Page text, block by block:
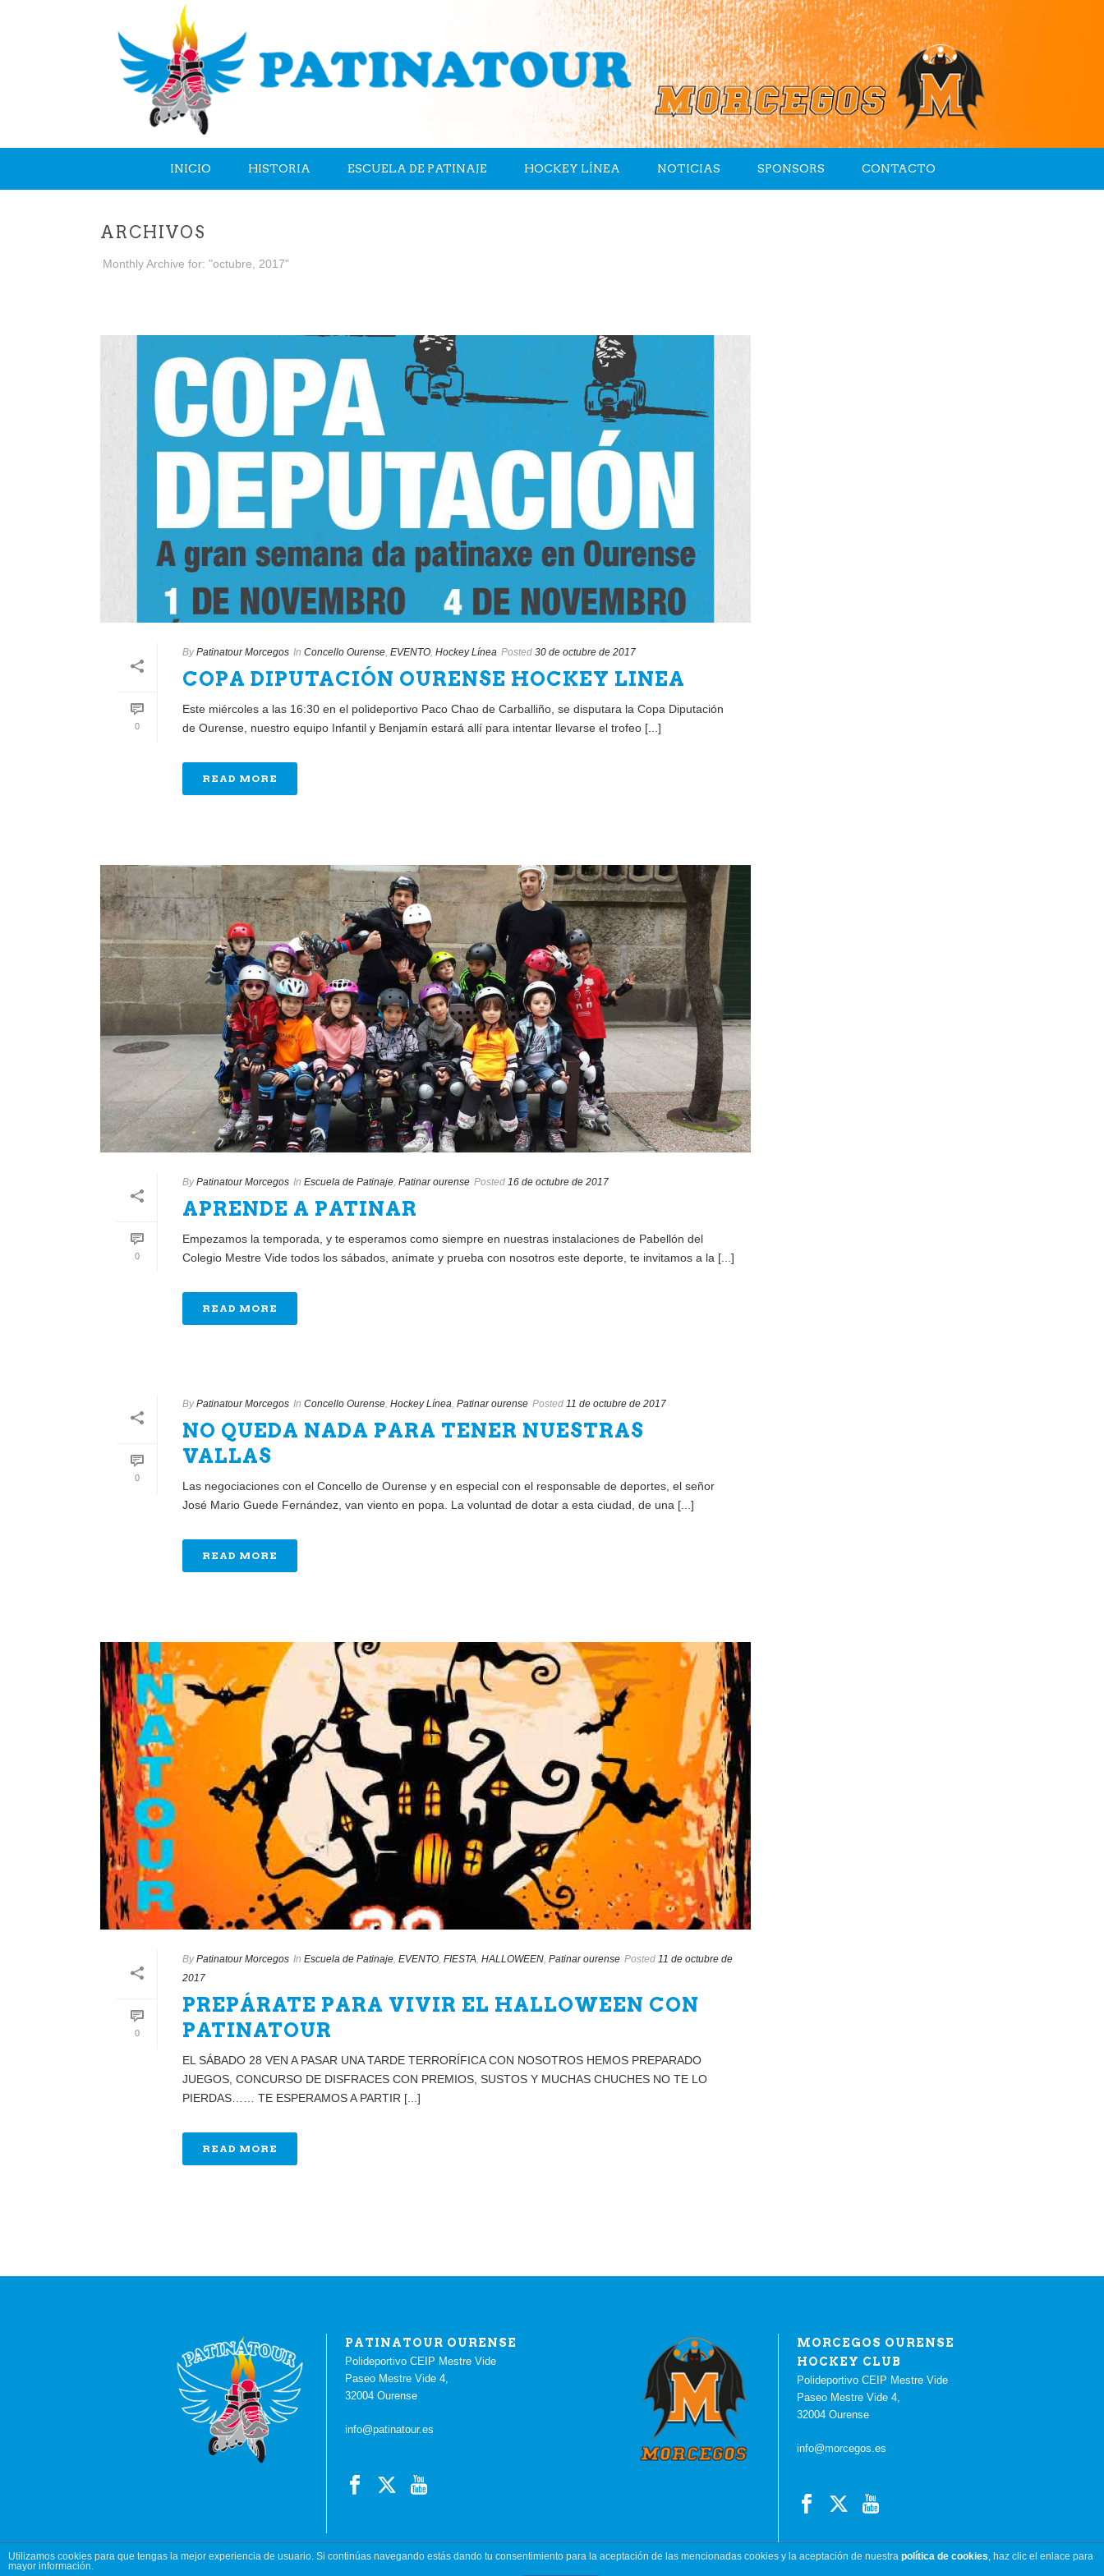
INICIO HISTORIA ESCUELA DE PATINAJE HOCKEY LÍNEA NOTICIAS SPONSORS CONTACTO
ARCHIVOS
Monthly Archive for: "octubre, 2017"
0
By Patinatour Morcegos In Concello Ourense, EVENTO, Hockey Línea Posted 30 de octubre de 2017
COPA DIPUTACIÓN OURENSE HOCKEY LINEA
Este miércoles a las 16:30 en el polideportivo Paco Chao de Carballiño, se disputara la Copa Diputación
de Ourense, nuestro equipo Infantil y Benjamín estará allí para intentar llevarse el trofeo [...]
READ MORE
0
By Patinatour Morcegos In Escuela de Patinaje, Patinar ourense Posted 16 de octubre de 2017
APRENDE A PATINAR
Empezamos la temporada, y te esperamos como siempre en nuestras instalaciones de Pabellón del
Colegio Mestre Vide todos los sábados, anímate y prueba con nosotros este deporte, te invitamos a la [...]
READ MORE
0
By Patinatour Morcegos In Concello Ourense, Hockey Línea, Patinar ourense Posted 11 de octubre de 2017
NO QUEDA NADA PARA TENER NUESTRAS
VALLAS
Las negociaciones con el Concello de Ourense y en especial con el responsable de deportes, el señor
José Mario Guede Fernández, van viento en popa. La voluntad de dotar a esta ciudad, de una [...]
READ MORE
0
By Patinatour Morcegos In Escuela de Patinaje, EVENTO, FIESTA, HALLOWEEN, Patinar ourense Posted 11 de octubre de
2017
PREPÁRATE PARA VIVIR EL HALLOWEEN CON
PATINATOUR
EL SÁBADO 28 VEN A PASAR UNA TARDE TERRORÍFICA CON NOSOTROS HEMOS PREPARADO
JUEGOS, CONCURSO DE DISFRACES CON PREMIOS, SUSTOS Y MUCHAS CHUCHES NO TE LO
PIERDAS…… TE ESPERAMOS A PARTIR [...]
READ MORE
PATINATOUR OURENSE
Polideportivo CEIP Mestre Vide
Paseo Mestre Vide 4,
32004 Ourense
info@patinatour.es
MORCEGOS OURENSE
HOCKEY CLUB
Polideportivo CEIP Mestre Vide
Paseo Mestre Vide 4,
32004 Ourense
info@morcegos.es
Utilizamos cookies para que tengas la mejor experiencia de usuario. Si continúas navegando estás dando tu consentimiento para la aceptación de las mencionadas cookies y la aceptación de nuestra política de cookies, haz clic el enlace para
mayor información.